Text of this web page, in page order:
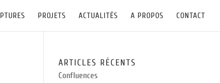
PROJETS ACTUALITÉS A PROPOS CONTACT
ARTICLES RÉCENTS
Confluences